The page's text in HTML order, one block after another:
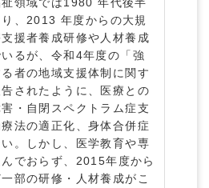
、2013 年度からの大規
援者養成研修や人材養成
るが、令和4年度の「強
者の地域支援体制に関す
されたように、医療との
・自閉スペクトラム症支
法の適正化、身体合併症
。しかし、医学教育や専
でおらず、2015年度から
部の研修・人材養成がこ